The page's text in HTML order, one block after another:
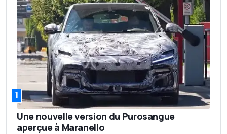
1
Une nouvelle version du Purosangue
aperçue à Maranello